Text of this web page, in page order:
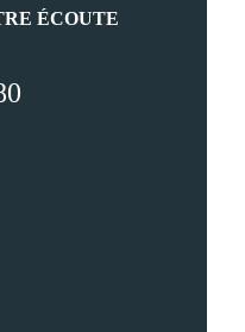
ÉCOUTE